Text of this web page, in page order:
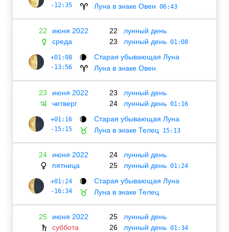
-12:35
♈
Луна в знаке Овен 06:43
22 июня 2022
☿ среда
22
лунный день
23
лунный день 01:08
+01:08
-13:56
🌘 Старая убывающая Луна
♈ Луна в знаке Овен
23 июня 2022
♃ четверг
23
лунный день
24
лунный день 01:16
+01:16
-15:15
🌘 Старая убывающая Луна
♉ Луна в знаке Телец 15:13
24 июня 2022
♀ пятница
24
лунный день
25
лунный день 01:24
+01:24
-16:34
🌘 Старая убывающая Луна
♉ Луна в знаке Телец
25 июня 2022
♄ суббота
25
лунный день
26
лунный день 01:34